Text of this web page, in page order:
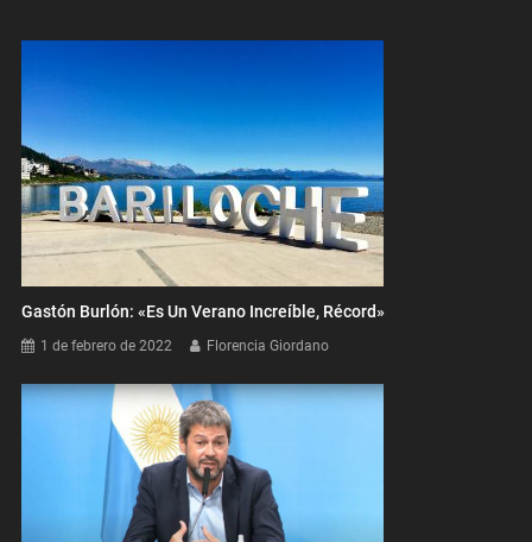
Gastón Burlón: «Es Un Verano Increíble, Récord»
1 de febrero de 2022 Florencia Giordano